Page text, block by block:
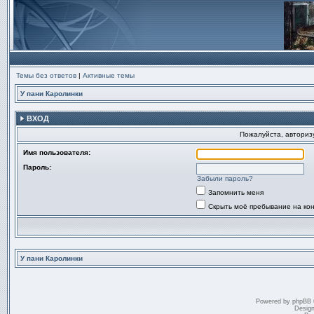
Темы без ответов | Активные темы
У пани Каролинки
ВХОД
Пожалуйста,
Имя пользователя:
Пароль:
Забыли пароль?
Запомнить меня
Скрыть моё пребывание на
У пани Каролинки
Powered by phpBB